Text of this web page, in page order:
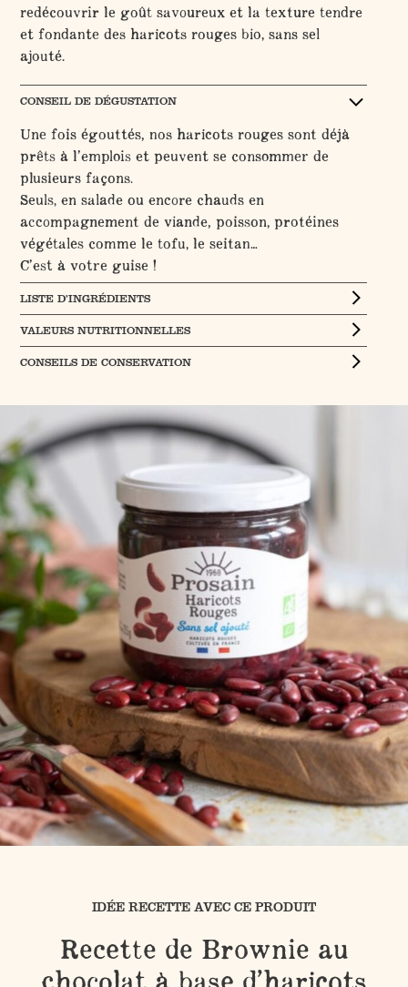
redécouvrir le goût savoureux et la texture tendre
et fondante des haricots rouges bio, sans sel
ajouté.
CONSEIL DE DÉGUSTATION
Une fois égouttés, nos haricots rouges sont déjà
prêts à l’emplois et peuvent se consommer de
plusieurs façons.
Seuls, en salade ou encore chauds en
accompagnement de viande, poisson, protéines
végétales comme le tofu, le seitan…
C’est à votre guise !
LISTE D’INGRÉDIENTS
VALEURS NUTRITIONNELLES
CONSEILS DE CONSERVATION
IDÉE RECETTE AVEC CE PRODUIT
Recette de Brownie au